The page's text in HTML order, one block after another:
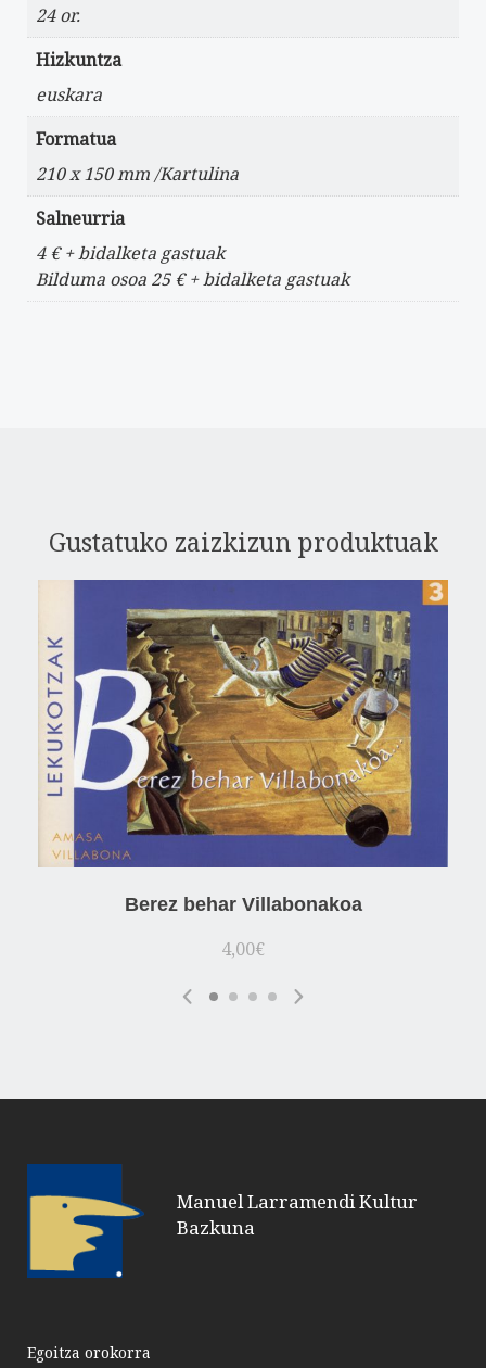
24 or.
Hizkuntza
euskara
Formatua
210 x 150 mm /Kartulina
Salneurria
4 € + bidalketa gastuak
Bilduma osoa 25 € + bidalketa gastuak
Gustatuko zaizkizun produktuak
Berez behar Villabonakoa
4,00€
Manuel Larramendi Kultur
Bazkuna
Egoitza orokorra